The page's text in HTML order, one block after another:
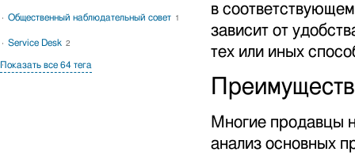
в
зависит от
тех или иных
Многие продавцы
анализ основных
Общественный наблюдательный совет 1
Service Desk 2
Показать все 64 тега